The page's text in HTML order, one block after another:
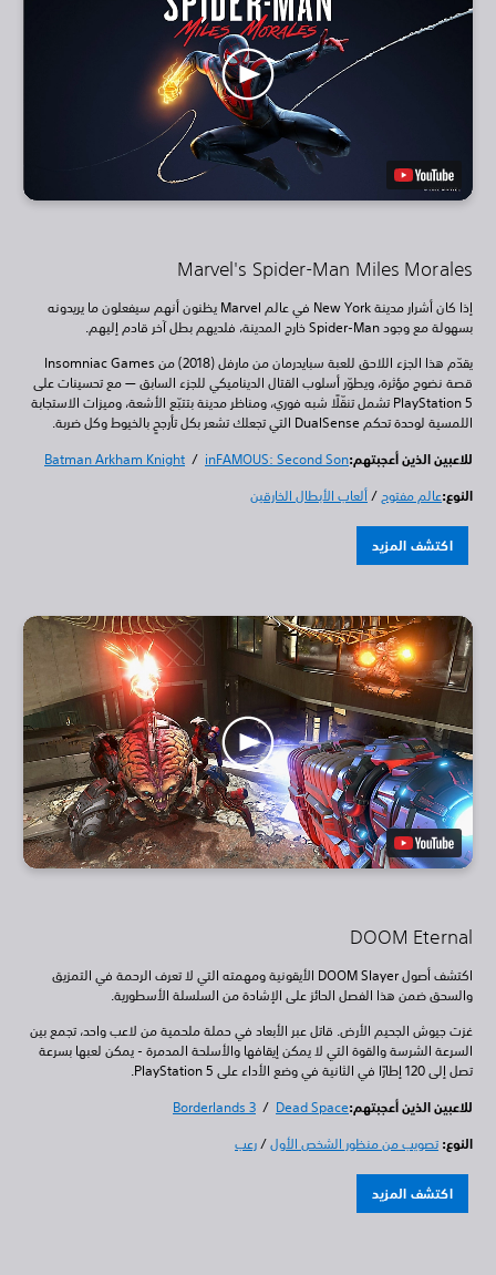
Marvel's Spider-Man Miles Morales
إذا كان أشرار مدينة New York في عالم Marvel يظنون أنهم سيفعلون ما يريدونه
بسهولة مع وجود Spider-Man خارج المدينة، فلديهم بطل آخر قادم إليهم.
يقدّم هذا الجزء اللاحق للعبة سبايدرمان من مارفل (2018) من Insomniac Games
قصة نضوج مؤثرة، ويطوّر أسلوب القتال الديناميكي للجزء السابق — مع تحسينات على
PlayStation 5 تشمل تنقّلًا شبه فوري، ومناظر مدينة بتتبّع الأشعة، وميزات الاستجابة
اللمسية لوحدة تحكم DualSense التي تجعلك تشعر بكل تأرجحٍ بالخيوط وكل ضربة.
للاعبين الذين أعجبتهم: Batman Arkham Knight/inFAMOUS: Second Son
النوع:عالم مفتوح/ألعاب الأبطال الخارقين
اكتشف المزيد
DOOM Eternal
اكتشف أصول DOOM Slayer الأيقونية ومهمته التي لا تعرف الرحمة في التمزيق
والسحق ضمن هذا الفصل الحائز على الإشادة من السلسلة الأسطورية.
غزت جيوش الجحيم الأرض. قاتل عبر الأبعاد في حملة ملحمية من لاعب واحد، تجمع بين
السرعة الشرسة والقوة التي لا يمكن إيقافها والأسلحة المدمرة - يمكن لعبها بسرعة
تصل إلى 120 إطارًا في الثانية في وضع الأداء على PlayStation 5.
للاعبين الذين أعجبتهم: Borderlands 3/Dead Space
النوع:تصويب من منظور الشخص الأول/رعب
اكتشف المزيد